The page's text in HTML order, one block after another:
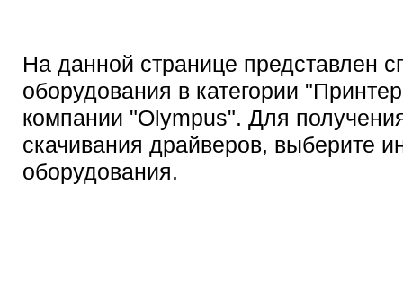
На данной странице представлен
оборудования в категории
компании "Olympus". Для
скачивания драйверов, выберите
оборудования.